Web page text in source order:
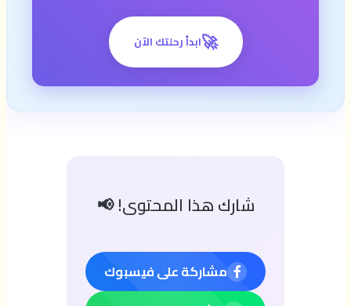
🚀ابدأ رحلتك الآن
شارك هذا المحتوى! 📢
مشاركة على فيسبوك